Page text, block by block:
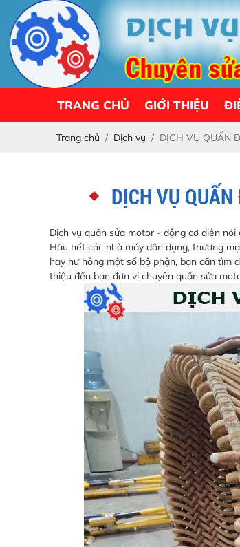
TRANG CHỦ GIỚI THIỆU
Trang chủ Dịch vụ DỊCH VỤ QUẤN
DỊCH VỤ
Dịch vụ quấn sửa motor - động cơ điện
Hầu hết các nhà máy dân dụng, thương
hay hư hỏng một số bộ phận, bạn cần tìm
thiệu đến bạn đơn vị chuyên quấn sửa